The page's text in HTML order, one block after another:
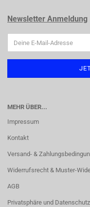
Newsletter Anmeldung
MEHR ÜBER...
Impressum
Kontakt
Versand- &
Widerrufsrecht & Muster-
AGB
Privatsphäre und Datenschutz